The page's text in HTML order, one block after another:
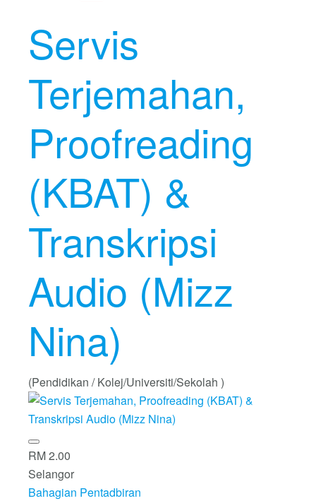
Servis
Terjemahan,
Proofreading
(KBAT) &
Transkripsi
Audio (Mizz
Nina)
(Pendidikan / Kolej/Universiti/Sekolah )
RM 2.00
Selangor
Bahagian Pentadbiran